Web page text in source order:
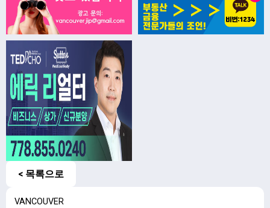
< 목록으로
VANCOUVER